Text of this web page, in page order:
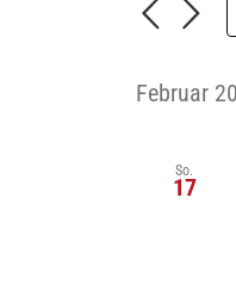
und
nach
Februar
So.
17